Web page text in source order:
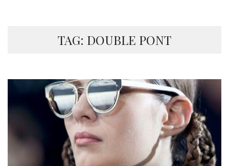
TAG: DOUBLE PONT